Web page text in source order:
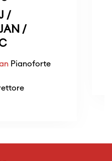
/
/
Pianoforte